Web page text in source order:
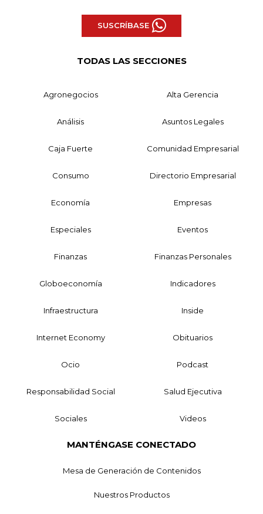
SUSCRÍBASE
TODAS LAS SECCIONES
Agronegocios Alta Gerencia
Análisis Asuntos Legales
Caja Fuerte Comunidad Empresarial
Consumo Directorio Empresarial
Economía Empresas
Especiales Eventos
Finanzas Finanzas Personales
Globoeconomía Indicadores
Infraestructura Inside
Internet Economy Obituarios
Ocio Podcast
Responsabilidad Social Salud Ejecutiva
Sociales Videos
MANTÉNGASE CONECTADO
Mesa de Generación de Contenidos
Nuestros Productos